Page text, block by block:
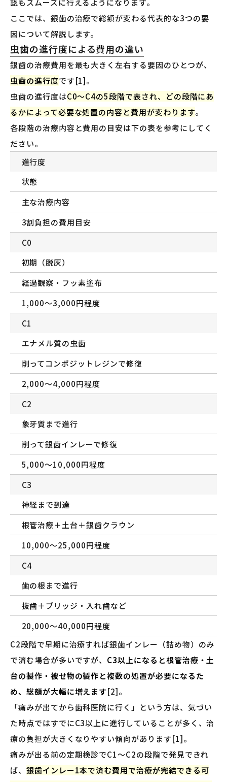
認もスムーズに行えるようになります。
ここでは、銀歯の治療で総額が変わる代表的な3つの要
因について解説します。
虫歯の進行度による費用の違い
銀歯の治療費用を最も大きく左右する要因のひとつが、
虫歯の進行度です[1]。
虫歯の進行度はC0〜C4の5段階で表され、どの段階にあ
るかによって必要な処置の内容と費用が変わります。
各段階の治療内容と費用の目安は下の表を参考にしてく
ださい。
進行度
状態
主な治療内容
3割負担の費用目安
C0
初期（脱灰）
経過観察・フッ素塗布
1,000〜3,000円程度
C1
エナメル質の虫歯
削ってコンポジットレジンで修復
2,000〜4,000円程度
C2
象牙質まで進行
削って銀歯インレーで修復
5,000〜10,000円程度
C3
神経まで到達
根管治療＋土台＋銀歯クラウン
10,000〜25,000円程度
C4
歯の根まで進行
抜歯＋ブリッジ・入れ歯など
20,000〜40,000円程度
C2段階で早期に治療すれば銀歯インレー（詰め物）のみ
で済む場合が多いですが、 C3以上になると根管治療・土
台の製作・被せ物の製作と複数の処置が必要になるた
め、総額が大幅に増えます[2]。
「痛みが出てから歯科医院に行く」という方は、気づい
た時点ではすでにC3以上に進行していることが多く、治
療の負担が大きくなりやすい傾向があります[1]。
痛みが出る前の定期検診でC1〜C2の段階で発見できれ
ば、 銀歯インレー1本で済む費用で治療が完結できる可